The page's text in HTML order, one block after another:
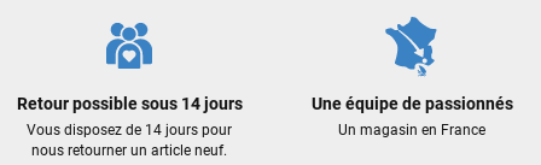
Retour possible sous 14 jours
Vous disposez de 14 jours pour
nous retourner un article neuf.
Une équipe de passionnés
Un magasin en France